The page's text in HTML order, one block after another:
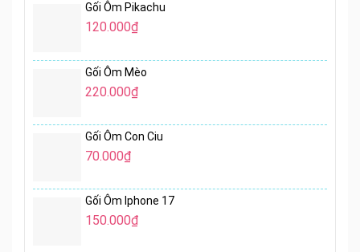
Gối Ôm Pikachu
120.000₫
Gối Ôm Mèo
220.000₫
Gối Ôm Con Ciu
70.000₫
Gối Ôm Iphone 17
150.000₫